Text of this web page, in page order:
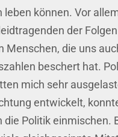
können. Vor
der
die uns
beschert hat.
mich sehr
entwickelt,
Politik einmischen.